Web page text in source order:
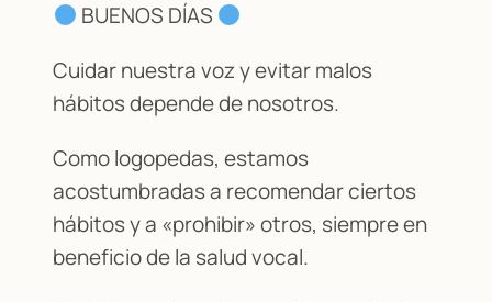
BUENOS DÍAS
Cuidar nuestra voz y evitar malos
hábitos depende de nosotros.
Como logopedas, estamos
acostumbradas a recomendar ciertos
hábitos y a «prohibir» otros, siempre en
beneficio de la salud vocal.